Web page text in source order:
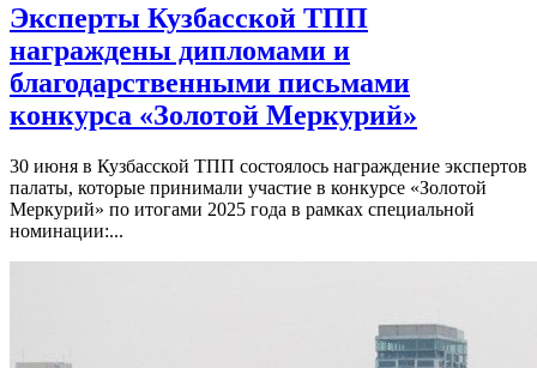
Эксперты Кузбасской ТПП
награждены дипломами и
благодарственными письмами
конкурса «Золотой Меркурий»
30 июня в Кузбасской ТПП состоялось награждение экспертов
палаты, которые принимали участие в конкурсе «Золотой
Меркурий» по итогами 2025 года в рамках специальной
номинации:...